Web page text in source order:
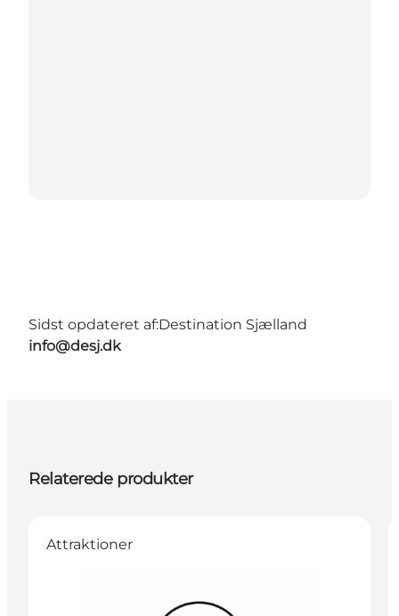
Sidst opdateret af:Destination Sjælland
info@desj.dk
Relaterede produkter
Attraktioner